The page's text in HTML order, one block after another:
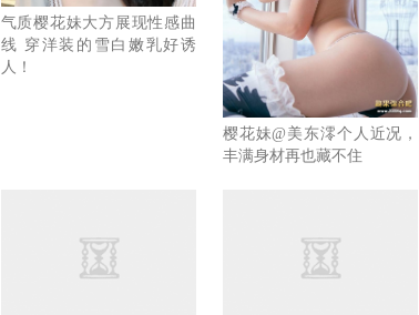
气质樱花妹大方展现性感曲
线 穿洋装的雪白嫩乳好诱
人！
樱花妹@美东澪个人近况，
丰满身材再也藏不住